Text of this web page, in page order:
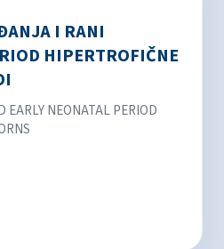
I RANI
HIPERTROFIČNE
EARLY NEONATAL PERIOD